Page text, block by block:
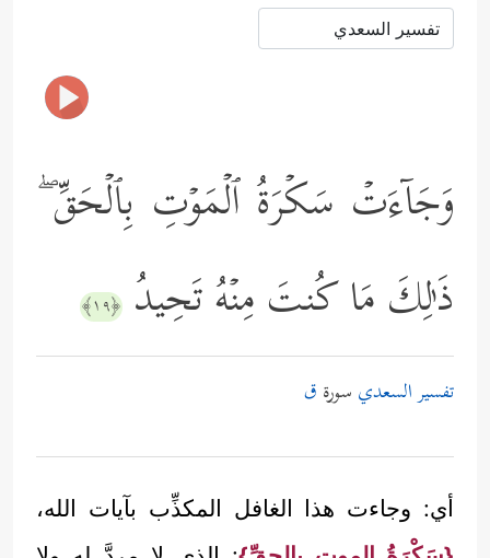
وَجَاۤءَتۡ سَكۡرَةُ ٱلۡمَوۡتِ بِٱلۡحَقِّ ۖ
ذَ ٰ⁠لِكَ مَا كُنتَ مِنۡهُ تَحِیدُ ﴿١٩﴾
تفسير السعدي سورة ق
أي: وجاءت هذا الغافل المكذِّب بآيات الله،